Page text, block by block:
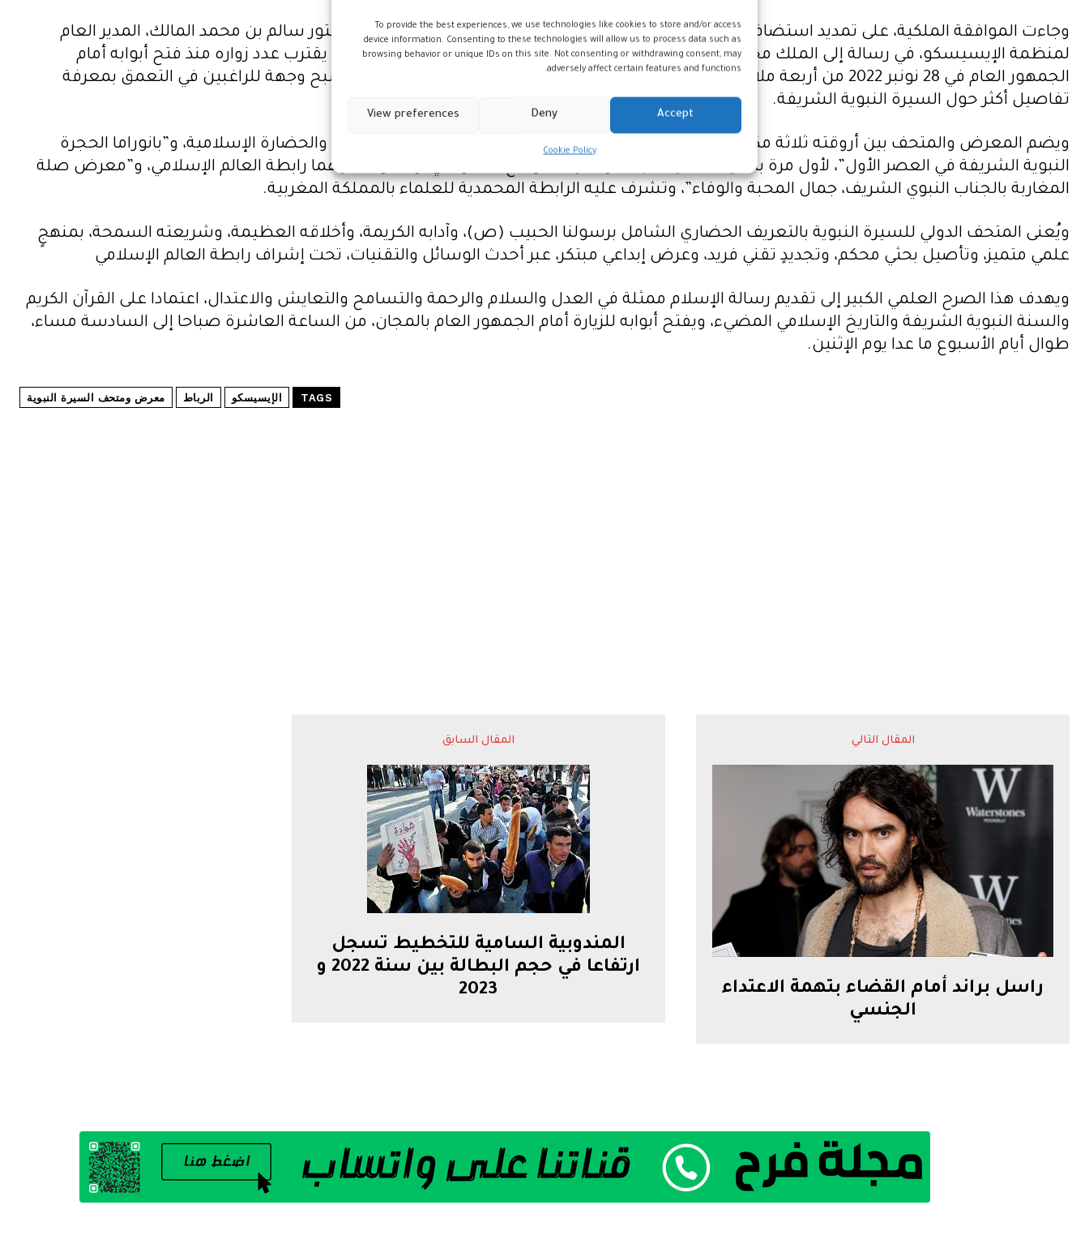
To provide the best experiences, we use technologies like cookies to store and/or access
device information. Consenting to these technologies will allow us to process data such as
browsing behavior or unique IDs on this site. Not consenting or withdrawing consent, may
adversely affect certain features and functions.
Accept
Deny
View preferences
Cookie Policy
وجاءت الموافقة الملكية، على تمديد استضافة المعرض والمتحف بالرباط، استجابة للطلب الذي رفعه الدكتور سالم بن محمد المالك، المدير العام
لمنظمة الإيسيسكو، في رسالة إلى الملك محمد السادس، نظرا لتواصل الإقبال الكبير على المعرض، الذي يقترب عدد زواره منذ فتح أبوابه أمام
الجمهور العام في 28 نونبر 2022 من أربعة ملايين زائر، ومطالبة الزوار باستمراره لفترة أخرى، مؤكدين أنه أصبح وجهة للراغبين في التعمق بمعرفة
تفاصيل أكثر حول السيرة النبوية الشريفة.
ويضم المعرض والمتحف بين أروقته ثلاثة مكونات رئيسية، هي: “المعرض والمتحف الدولي للسيرة النبوية والحضارة الإسلامية، و”بانوراما الحجرة
النبوية الشريفة في العصر الأول”، لأول مرة بتقنيات ثلاثية الأبعاد وتقنيات الواقع الافتراضي، وتشرف عليهما رابطة العالم الإسلامي، و”معرض صلة
المغاربة بالجناب النبوي الشريف، جمال المحبة والوفاء”، وتشرف عليه الرابطة المحمدية للعلماء بالمملكة المغربية.
ويُعنى المتحف الدولي للسيرة النبوية بالتعريف الحضاري الشامل برسولنا الحبيب (ص)، وآدابه الكريمة، وأخلاقه العظيمة، وشريعته السمحة، بمنهجٍ
علمي متميز، وتأصيل بحثي محكم، وتجديدٍ تقني فريد، وعرض إبداعي مبتكر، عبر أحدث الوسائل والتقنيات، تحت إشراف رابطة العالم الإسلامي
ويهدف هذا الصرح العلمي الكبير إلى تقديم رسالة الإسلام ممثلة في العدل والسلام والرحمة والتسامح والتعايش والاعتدال، اعتمادا على القرآن الكريم
والسنة النبوية الشريفة والتاريخ الإسلامي المضيء، ويفتح أبوابه للزيارة أمام الجمهور العام بالمجان، من الساعة العاشرة صباحا إلى السادسة مساء،
طوال أيام الأسبوع ما عدا يوم الإثنين.
TAGS الإيسيسكو الرباط معرض ومتحف السيرة النبوية
المقال السابق
المندوبية السامية للتخطيط تسجل
ارتفاعا في حجم البطالة بين سنة 2022 و
2023
المقال التالي
راسل براند أمام القضاء بتهمة الاعتداء
الجنسي